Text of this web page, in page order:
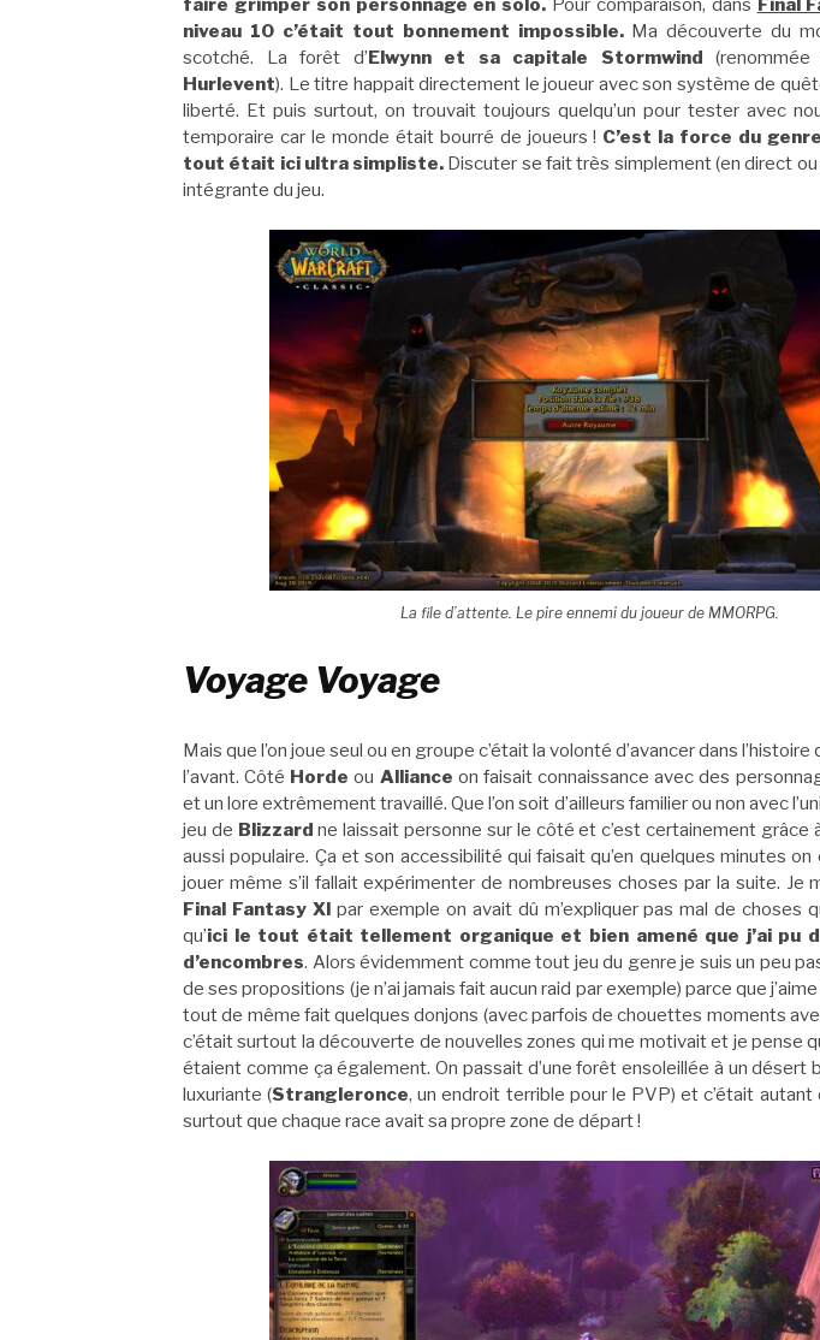
faire grimper son personnage en solo. Pour comparaison, dans Final
niveau 10 c’était tout bonnement impossible.Ma découverte du
scotché. La forêt d’Elwynn et sa capitale Stormwind
Hurlevent). Le titre happait directement le joueur avec son système de
liberté. Et puis surtout, on trouvait toujours quelqu’un pour tester avec
temporaire car le monde était bourré de joueurs ! C’est la force du
tout était ici ultra simpliste. Discuter se fait très simplement (en direct
intégrante du jeu.
La file d’attente. Le pire ennemi du joueur de MMORPG.
Voyage Voyage
Mais que l’on joue seul ou en groupe c’était la volonté d’avancer dans
l’avant. Côté Hordeou Alliance on faisait connaissance avec des
et un lore extrêmement travaillé. Que l’on soit d’ailleurs familier ou non avec
jeu de Blizzardne laissait personne sur le côté et c’est certainement grâce
aussi populaire. Ça et son accessibilité qui faisait qu’en quelques minutes
jouer même s’il fallait expérimenter de nombreuses choses par la suite. Je
Final Fantasy XIpar exemple on avait dû m’expliquer pas mal de choses
qu’ici le tout était tellement organique et bien amené que j’ai pu
d’encombres. Alors évidemment comme tout jeu du genre je suis un peu
de ses propositions (je n’ai jamais fait aucun raid par exemple) parce que j’aime
tout de même fait quelques donjons (avec parfois de chouettes moments
c’était surtout la découverte de nouvelles zones qui me motivait et je pense
étaient comme ça également. On passait d’une forêt ensoleillée à un désert
luxuriante (Strangleronce, un endroit terrible pour le PVP) et c’était autant
surtout que chaque race avait sa propre zone de départ !